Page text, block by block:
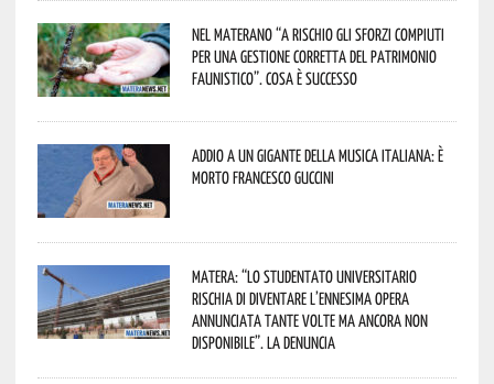
Nel materano “a rischio gli sforzi compiuti
per una gestione corretta del patrimonio
faunistico”. Cosa è successo
Addio a un gigante della musica italiana: è
morto Francesco Guccini
Matera: “Lo studentato universitario
rischia di diventare l’ennesima opera
annunciata tante volte ma ancora non
disponibile”. La denuncia